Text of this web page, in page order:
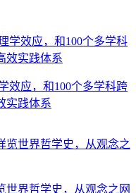
效应，和100个多学科跨
实践体系
世界哲学史，从观念之网